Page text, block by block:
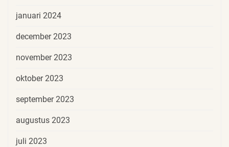
januari 2024
december 2023
november 2023
oktober 2023
september 2023
augustus 2023
juli 2023